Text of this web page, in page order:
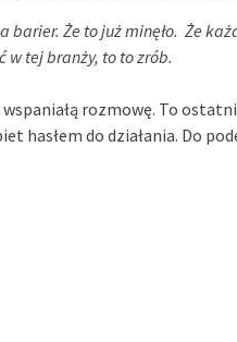
barier. Że to już minęło. Że
w tej branży, to to zrób.
rozmowę. To
hasłem do działania. Do